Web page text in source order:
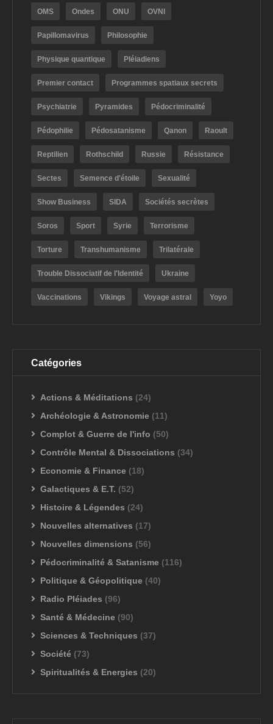
OMS Ondes ONU OVNI
Papillomavirus Philosophie
Physique quantique Pléiadiens
Premier contact Programmes spatiaux secrets
Psychiatrie Pyramides Pédocriminalité
Pédophilie Pédosatanisme Qanon Raoult
Reptilien Rothschild Russie Résistance
Sectes Semence d'étoile Sexualité
Show Business SIDA Sociétés secrètes
Soros Sport Syrie Terrorisme
Torture Transhumanisme Trilatérale
Trouble Dissociatif de l'Identité Ukraine
Vaccinations Vikings Voyage astral Yoyo
Catégories
Actions & Méditations (24)
Archéologie & Astronomie (11)
Complot & Guerre de l'info (50)
Contrôle Mental & Dissociations (34)
Economie & Finance (18)
Galactiques & E.T. (52)
Histoire & Légendes (24)
Nouvelles alternatives (17)
Nouvelles dimensions (56)
Pédocriminalité & Satanisme (116)
Politique & Géopolitique (40)
Radio Pléiades (96)
Santé & Médecine (90)
Sciences & Techniques (37)
Société (73)
Spiritualités & Energies (20)